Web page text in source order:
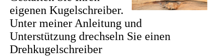
eigenen Kugelschreiber.
Unter meiner Anleitung und
Unterstützung drechseln Sie einen
Drehkugelschreiber